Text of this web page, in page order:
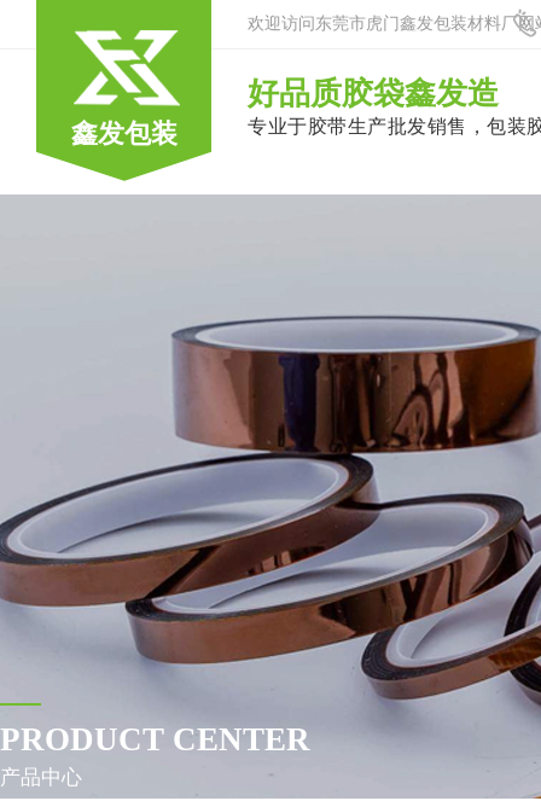
欢迎访问东莞市虎门鑫发包装材料厂
鑫发包装
好品质胶袋鑫发造
专业于胶带生产批发销售，包装
PRODUCT CENTER
产品中心